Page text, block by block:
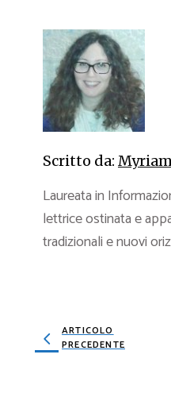
Scritto da:
Laureata in
lettrice ostinata e
tradizionali e nuovi
ARTICOLO
PRECEDENTE